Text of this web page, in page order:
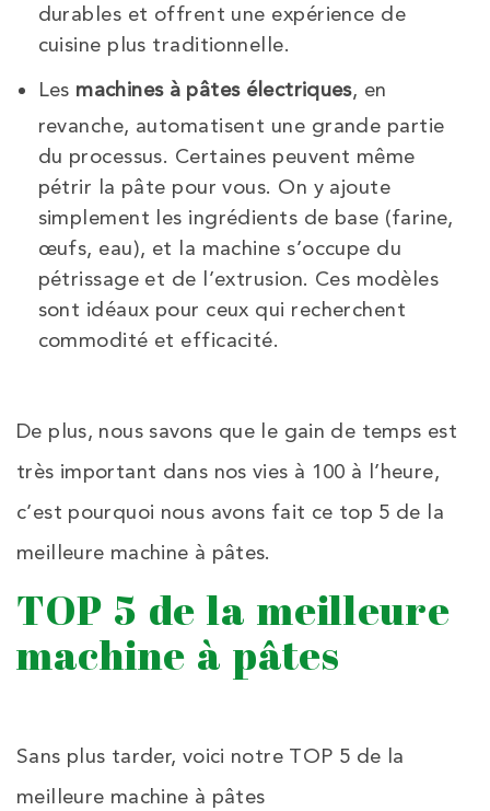
durables et offrent une expérience de
cuisine plus traditionnelle.
Les machines à pâtes électriques, en
revanche, automatisent une grande partie
du processus. Certaines peuvent même
pétrir la pâte pour vous. On y ajoute
simplement les ingrédients de base (farine,
œufs, eau), et la machine s’occupe du
pétrissage et de l’extrusion. Ces modèles
sont idéaux pour ceux qui recherchent
commodité et efficacité.
De plus, nous savons que le gain de temps est
très important dans nos vies à 100 à l’heure,
c’est pourquoi nous avons fait ce top 5 de la
meilleure machine à pâtes.
TOP 5 de la meilleure
machine à pâtes
Sans plus tarder, voici notre TOP 5 de la
meilleure machine à pâtes